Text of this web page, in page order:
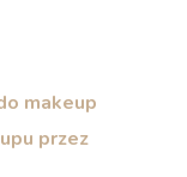
makeup
przez